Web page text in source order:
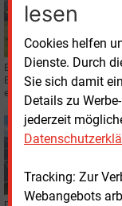
lesen
Cookies helfen
Dienste. Durch
Sie sich damit
Details zu
jederzeit
Tracking: Zur
Webangebots
Ein breites Bündnis aus
Beteiligung an der
erleichtert werden, auch
E&M